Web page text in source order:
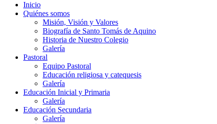
Inicio
Quiénes somos
Misión, Visión y Valores
Biografía de Santo Tomás de Aquino
Historia de Nuestro Colegio
Galería
Pastoral
Equipo Pastoral
Educación religiosa y catequesis
Galería
Educación Inicial y Primaria
Galería
Educación Secundaria
Galería